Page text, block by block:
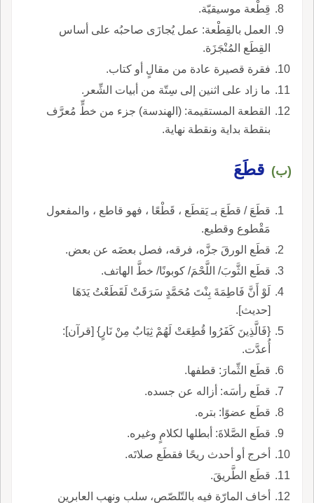
قِطْعة موسيقيّة.
العمل بالقِطْعة: عمل يُجازَى صاحبُه على أساس
القِطَع المُنْجَزَة.
فقرة قصيرة عادة من مقالٍ أو كتاب.
ما زاد على اثنين إلى سِتّة من أبيات الشِّعر.
القطعة المستقيمة: (الهندسة) جزء من خطٍّ مُعرَّف
بنقطة بداية ونقطة نهاية.
(ب) قطَعَ
قطَعَ / قطَعَ بـ يَقطَع ، قَطْعًا ، فهو قاطع ، والمفعول
مَقْطوع وقطيع.
قطَع الورقَ جزَّه، فرقه، فصل بعضَه عن بعض.
قطَع الثَّوبَ/ اللَّحْمَ/ كوبونًا/ خطَّ الهاتف.
لَوْ أَنَّ فَاطِمَةَ بِنْتَ مُحَمَّدٍ سَرَقَتْ لَقَطَعْتُ يَدَهَا
[حديث].
{فَالَّذِينَ كَفَرُوا قُطِعَتْ لَهُمْ ثِيَابٌ مِنْ نَارٍ} [قرآن]:
أُعدَّت.
قطَع الثِّمارَ: قطفها.
قطَع رأسَه: أزاله عن جسده.
قطَع عضوًا: بتره.
قطَع الصَّلاةَ: أبطلها لكلامٍ وغيره.
أخرج أو أحدث ريحًا فقطَع صلاتَه.
قطَع الطَّريقَ.
أخاف المارّة فيه بالتّلصّص، سلب ونهب العابرين